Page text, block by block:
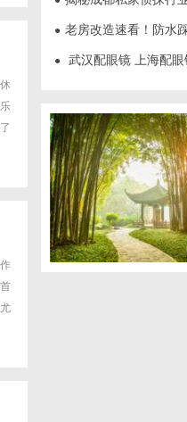
● 老房改造速看！防水
● 武汉配眼镜 上海配眼